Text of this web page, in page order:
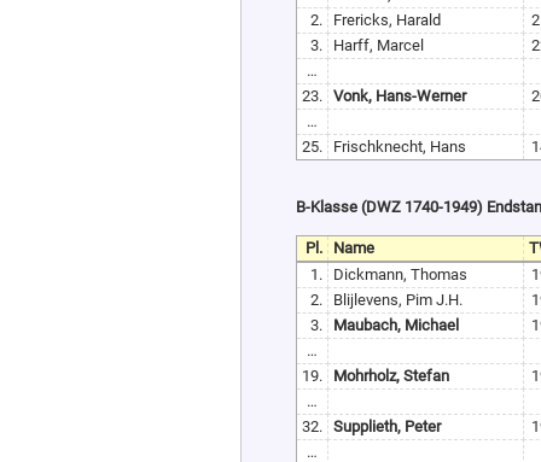
2.
Frericks, Harald
3.
Harff, Marcel
…
23.
Vonk, Hans-Werner
…
25.
Frischknecht, Hans
B-Klasse (DWZ 1740-1949)
Pl. Name
1.
Dickmann, Thomas
2.
Blijlevens, Pim J.H.
3.
Maubach, Michael
…
19.
Mohrholz, Stefan
…
32.
Supplieth, Peter
…